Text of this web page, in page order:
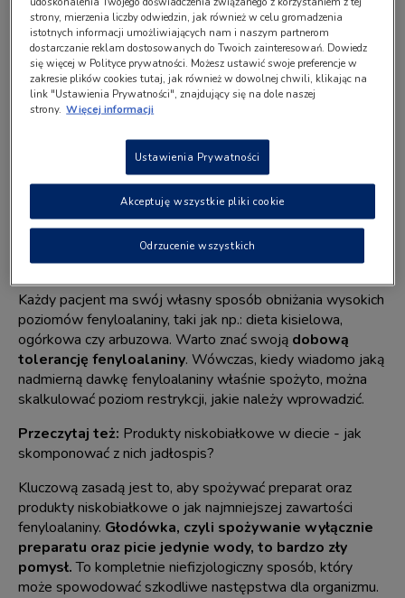
jak się zachować?
Pewnym jest, że każdego dnia należy przyjąć swoją porcję
preparatu PKU . W innych posiłkach w ciągu dnia należy
zdecydowanie ograniczyć dostarczanie fenyloalaniny.
W jaki sposób obniżyć
poziom fenyloalaniny po
złamaniu diety PKU?
Każdy pacjent ma swój własny sposób obniżania wysokich
poziomówfenyloalaniny, taki jak np.: dieta kisielowa,
ogórkowa czy arbuzowa. Warto znać swoją dobową
tolerancję fenyloalaniny. Wówczas, kiedy wiadomo jaką
nadmierną dawkę fenyloalaniny właśnie spożyto, można
skalkulować poziom restrykcji, jakie należy wprowadzić.
Przeczytaj też: Produkty niskobiałkowe w diecie - jak
skomponować z nich jadłospis?
Kluczową zasadą jest to, aby spożywać preparat oraz
produkty niskobiałkowe o jak najmniejszej zawartości
fenyloalaniny. Głodówka, czyli spożywanie wyłącznie
preparatu oraz picie jedynie wody, to bardzo zły
pomysł.To kompletnie niefizjologiczny sposób, który
może spowodować szkodliwe następstwa dla organizmu.
strony, mierzenia liczby odwiedzin, jak również w celu gromadzenia
istotnych informacji umożliwiających nam i naszym partnerom
dostarczanie reklam dostosowanych do Twoich zainteresowań. Dowiedz
się więcej w Polityce prywatności. Możesz ustawić swoje preferencje w
zakresie plików cookies tutaj, jak również w dowolnej chwili, klikając na
link "Ustawienia Prywatności", znajdujący się na dole naszej
strony. Więcej informacji
Ustawienia Prywatności
Odrzucenie wszystkich
Akceptuję wszystkie pliki cookie